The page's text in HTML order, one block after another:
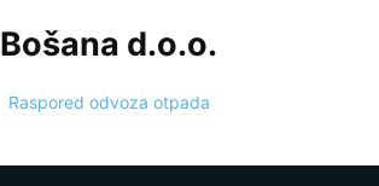
Bošana d.o.o.
Raspored odvoza otpada